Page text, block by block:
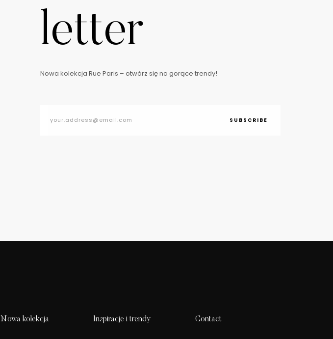
letter
Nowa kolekcja Rue Paris – otwórz się na gorące trendy!
SUBSCRIBE
Nowa kolekcja Inspiracje i trendy Contact